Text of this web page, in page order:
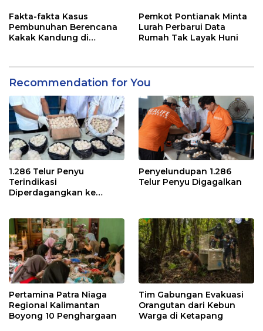
Fakta-fakta Kasus
Pembunuhan Berencana
Kakak Kandung di
Pemkot Pontianak Minta
Lurah Perbarui Data
Rumah Tak Layak Huni
Recommendation for You
1.286 Telur Penyu
Terindikasi
Diperdagangkan ke
Penyelundupan 1.286
Telur Penyu Digagalkan
Pertamina Patra Niaga
Regional Kalimantan
Boyong 10 Penghargaan
Tim Gabungan Evakuasi
Orangutan dari Kebun
Warga di Ketapang